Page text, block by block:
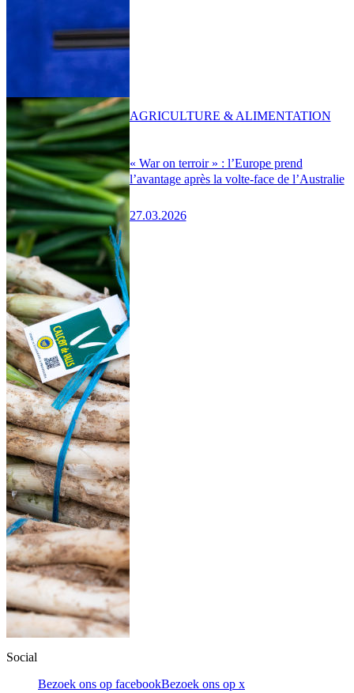
« War on terroir » : l’Europe prend
l’avantage après la volte-face de l’Australie
27.03.2026
AGRICULTURE & ALIMENTATION
Social
Bezoek ons op facebookBezoek ons op x